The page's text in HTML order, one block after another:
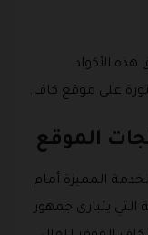
الأكواد
على موقع كاف.
الموقع
المميزة أمام
يتبارى جمهور